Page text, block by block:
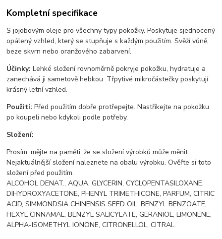
Kompletní specifikace
S jojobovým oleje pro všechny typy pokožky. Poskytuje sjednocený
opálený vzhled, který se stupňuje s každým použitím. Svěží vůně,
beze skvrn nebo oranžového zabarvení.
Účinky: Lehké složení rovnoměrně pokryje pokožku, hydratuje a
zanechává ji sametově hebkou. Třpytivé mikročástečky poskytují
krásný letní vzhled.
Použití:Před použitím dobře protřepejte. Nastříkejte na pokožku
po koupeli nebo kdykoli podle potřeby.
Složení:
Prosím, mějte na paměti, že se složení výrobků může měnit.
Nejaktuálnější složení naleznete na obalu výrobku. Ověřte si toto
složení před použitím.
ALCOHOL DENAT., AQUA, GLYCERIN, CYCLOPENTASILOXANE,
DIHYDROXYACETONE, PHENYL TRIMETHICONE, PARFUM, CITRIC
ACID, SIMMONDSIA CHINENSIS SEED OIL, BENZYL BENZOATE,
HEXYL CINNAMAL, BENZYL SALICYLATE, GERANIOL, LIMONENE,
ALPHA-ISOMETHYL IONONE, CITRONELLOL, CITRAL.